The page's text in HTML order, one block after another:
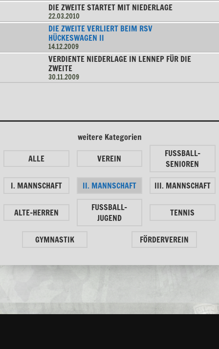
DIE ZWEITE STARTET MIT NIEDERLAGE
22.03.2010
DIE ZWEITE VERLIERT BEIM RSV
HÜCKESWAGEN II
14.12.2009
VERDIENTE NIEDERLAGE IN LENNEP FÜR DIE
ZWEITE
30.11.2009
weitere Kategorien
ALLE
VEREIN
FUSSBALL-
SENIOREN
I. MANNSCHAFT
II. MANNSCHAFT III. MANNSCHAFT
ALTE-HERREN
FUSSBALL-
JUGEND
TENNIS
GYMNASTIK FÖRDERVEREIN